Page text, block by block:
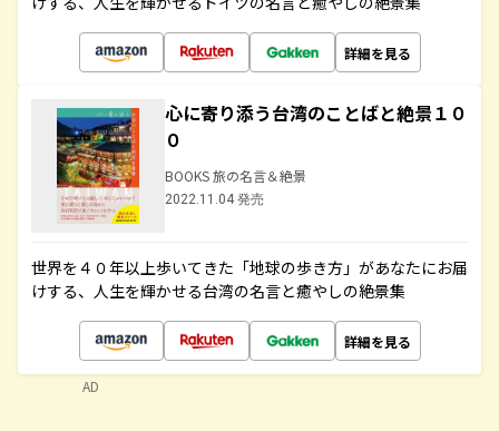
詳細を見る
心に寄り添う台湾のことばと絶景１０
０
BOOKS 旅の名言＆絶景
2022.11.04 発売
世界を４０年以上歩いてきた「地球の歩き方」があなたにお届
けする、人生を輝かせる台湾の名言と癒やしの絶景集
詳細を見る
AD